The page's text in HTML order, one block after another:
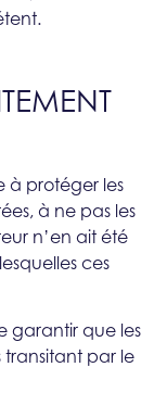
à protéger les
à ne pas les
n’en ait été
ces
garantir que les
transitant par le